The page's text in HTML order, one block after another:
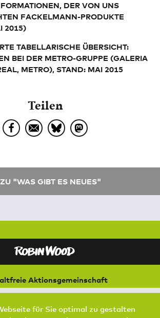
DER VON UNS
FACKELMANN-PRODUKTE
2015)
TABELLARISCHE ÜBERSICHT:
BEI DER METRO-GRUPPE (GALERIA
METRO), STAND: MAI 2015
Teilen
ZU "WAS GIBT ES NEUES"
Aktionsgemeinschaft
für Natur und Umwelt
21073 Hamburg
für Sie optimal zu gestalten